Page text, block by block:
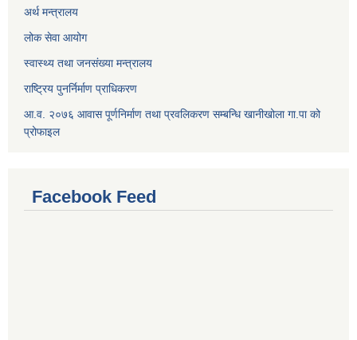
अर्थ मन्त्रालय
लोक सेवा आयोग
स्वास्थ्य तथा जनसंख्या मन्त्रालय
राष्ट्रिय पुनर्निर्माण प्राधिकरण
आ.व. २०७६ आवास पूर्णनिर्माण तथा प्रवलिकरण सम्बन्धि खानीखोला गा.पा को
प्रोफाइल
Facebook Feed